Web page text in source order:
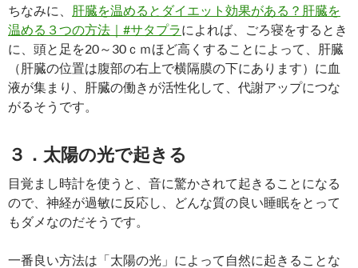
ちなみに、
肝臓を温めるとダイエット効果がある？肝臓を
温める３つの方法｜#サタプラによれば、ごろ寝をするとき
に、頭と足を20～30ｃｍほど高くすることによって、肝臓
（肝臓の位置は腹部の右上で横隔膜の下にあります）に血
液が集まり、肝臓の働きが活性化して、代謝アップにつな
がるそうです。
３．太陽の光で起きる
目覚まし時計を使うと、音に驚かされて起きることになる
ので、神経が過敏に反応し、どんな質の良い睡眠をとって
もダメなのだそうです。
一番良い方法は「太陽の光」によって自然に起きることな